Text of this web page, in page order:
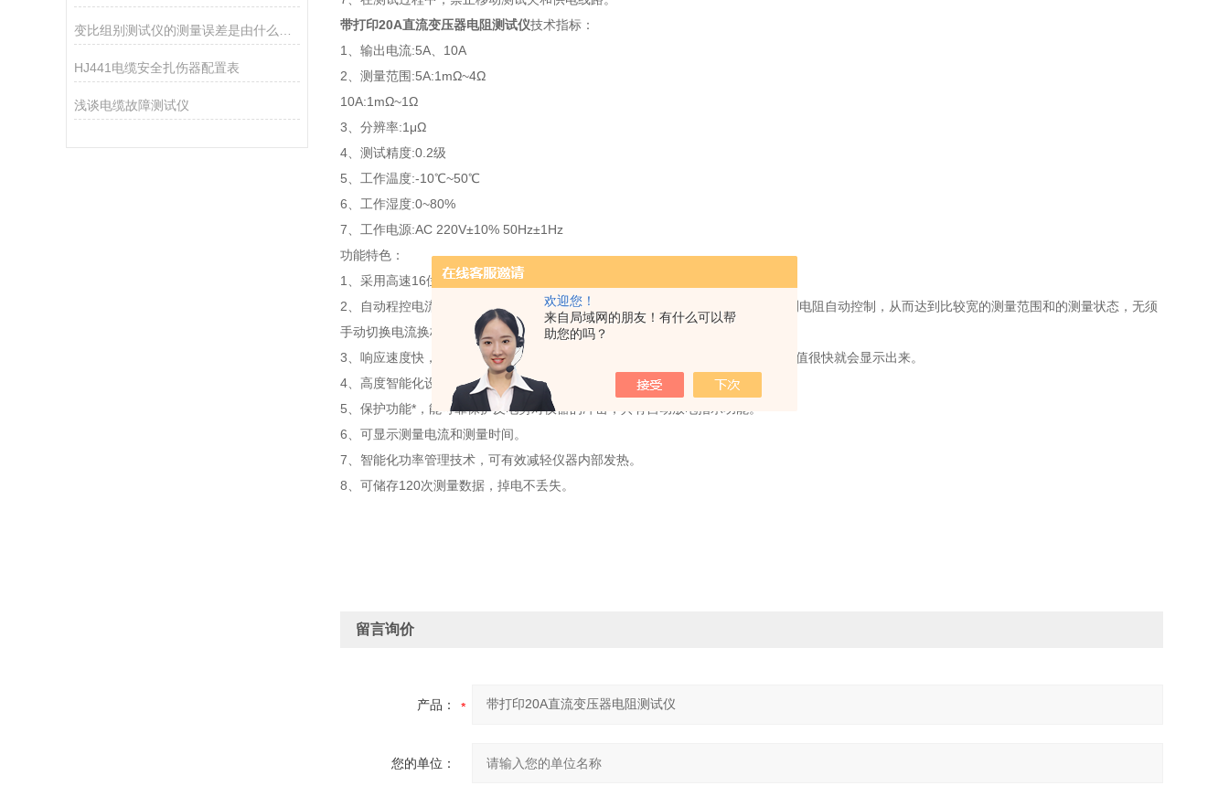
欢迎您！
来自局域网的朋友！有什么可以帮
助您的吗？
HJ441电缆安全扎伤器配置表
浅谈电缆故障测试仪
带打印20A直流变压器电阻测试仪技术指标：
1、输出电流:5A、10A
2、测量范围:5A:1mΩ~4Ω
10A:1mΩ~1Ω
3、分辨率:1μΩ
4、测试精度:0.2级
5、工作温度:-10℃~50℃
6、工作湿度:0~80%
7、工作电源:AC 220V±10% 50Hz±1Hz
功能特色：
1、采用高速16位A/D转换器，测量数据稳定，重复性好。
2、自动程控电流源技术，电流源共设1000个电流档位，由内部微控制器根据被测电阻自动控制，从而达到比较宽的测量范围和的测量状态，无须
手动切换电流换档。
3、响应速度快，在测量状态可以直接转换分接开关，仪器会自动提示，新的电阻值很快就会显示出来。
4、高度智能化设计，功能设置巧妙先进，可自动判断测试线虚接、断线等故障。
5、保护功能*，能可靠保护反电势对仪器的冲击，具有自动放电指示功能。
6、可显示测量电流和测量时间。
7、智能化功率管理技术，可有效减轻仪器内部发热。
8、可储存120次测量数据，掉电不丢失。
留言询价
产品：
您的单位：